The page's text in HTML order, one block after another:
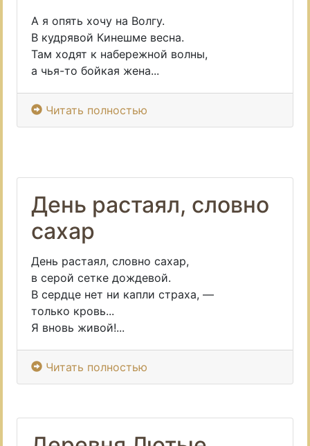
А я опять хочу на Волгу.
В кудрявой Кинешме весна.
Там ходят к набережной волны,
а чья-то бойкая жена...
Читать полностью
День растаял, словно
сахар
День растаял, словно сахар,
в серой сетке дождевой.
В сердце нет ни капли страха, —
только кровь...
Я вновь живой!...
Читать полностью